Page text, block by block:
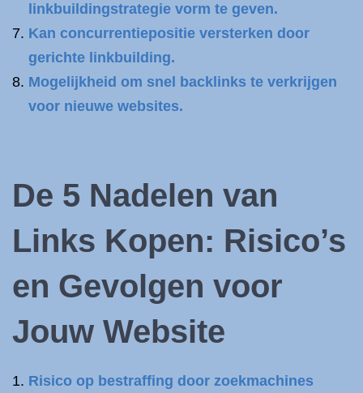
linkbuildingstrategie vorm te geven.
Kan concurrentiepositie versterken door
gerichte linkbuilding.
Mogelijkheid om snel backlinks te verkrijgen
voor nieuwe websites.
De 5 Nadelen van
Links Kopen: Risico’s
en Gevolgen voor
Jouw Website
Risico op bestraffing door zoekmachines